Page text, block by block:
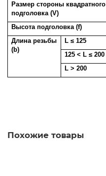
Размер стороны квадратного
подголовка (V)
Высота подголовка (f)
Длина резьбы
(b)
L ≤ 125
125 < L ≤ 200
L > 200
Похожие товары